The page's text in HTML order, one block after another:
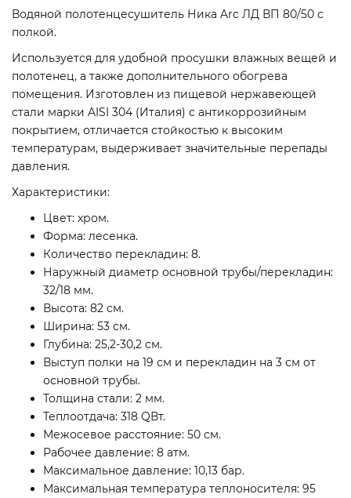
Водяной полотенцесушитель Ника Arc ЛД ВП 80/50 с
полкой.
Используется для удобной просушки влажных вещей и
полотенец, а также дополнительного обогрева
помещения. Изготовлен из пищевой нержавеющей
стали марки AISI 304 (Италия) с антикоррозийным
покрытием, отличается стойкостью к высоким
температурам, выдерживает значительные перепады
давления.
Характеристики:
Цвет: хром.
Форма: лесенка.
Количество перекладин: 8.
Наружный диаметр основной трубы/перекладин:
32/18 мм.
Высота: 82 см.
Ширина: 53 см.
Глубина: 25,2-30,2 см.
Выступ полки на 19 см и перекладин на 3 см от
основной трубы.
Толщина стали: 2 мм.
Теплоотдача: 318 QВт.
Межосевое расстояние: 50 см.
Рабочее давление: 8 атм.
Максимальное давление: 10,13 бар.
Максимальная температура теплоносителя: 95